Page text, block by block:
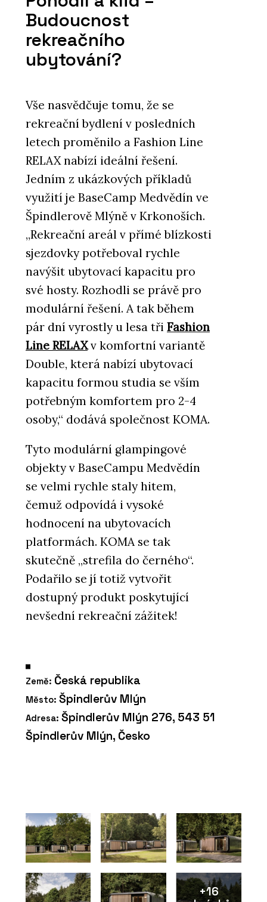
PRODUKTY
Modulární vývoj - KOMA
ČLÁNKY
Soukromí, klid a příroda na
dlani. Modulární Fashion Line
RELAX představuje novou éru
glampingových objektů
Modulární školy - KOMA
ČLÁNKY
Designové moduly přesně na
míru zákazníka. KOMA MODULAR
představila novou kolekci
Fashion line
Budoucnost
rekreačního
ubytování?
Vše nasvědčuje tomu, že se
rekreační bydlení v posledních
letech proměnilo a Fashion Line
RELAX nabízí ideální řešení.
Jedním z ukázkových příkladů
využití je BaseCamp Medvědín ve
Špindlerově Mlýně v Krkonoších.
„Rekreační areál v přímé blízkosti
sjezdovky potřeboval rychle
navýšit ubytovací kapacitu pro
své hosty. Rozhodli se právě pro
modulární řešení. A tak během
pár dní vyrostly u lesa tři Fashion
Line RELAXv komfortní variantě
Double, která nabízí ubytovací
kapacitu formou studia se vším
potřebným komfortem pro 2-4
osoby,“ dodává společnost KOMA.
Tyto modulární glampingové
objekty v BaseCampu Medvědín
se velmi rychle staly hitem,
čemuž odpovídá i vysoké
hodnocení na ubytovacích
platformách. KOMA se tak
skutečně „strefila do černého“.
Podařilo se jí totiž vytvořit
dostupný produkt poskytující
nevšední rekreační zážitek!
Země: Česká republika
Město: Špindlerův Mlýn
Adresa: Špindlerův Mlýn 276, 543 51
Špindlerův Mlýn, Česko
+16